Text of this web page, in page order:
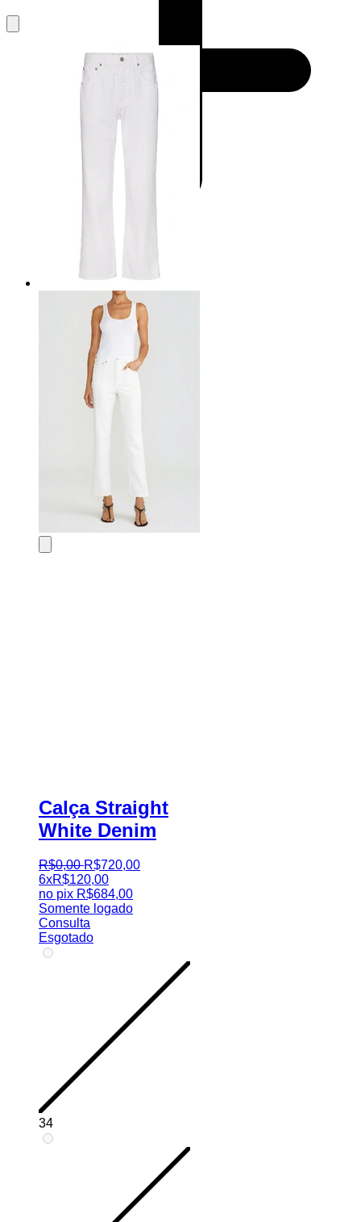
Calça Straight
White Denim
R$0,00 R$720,00
6xR$120,00
no pix R$684,00
Somente logado
Consulta
Esgotado
34